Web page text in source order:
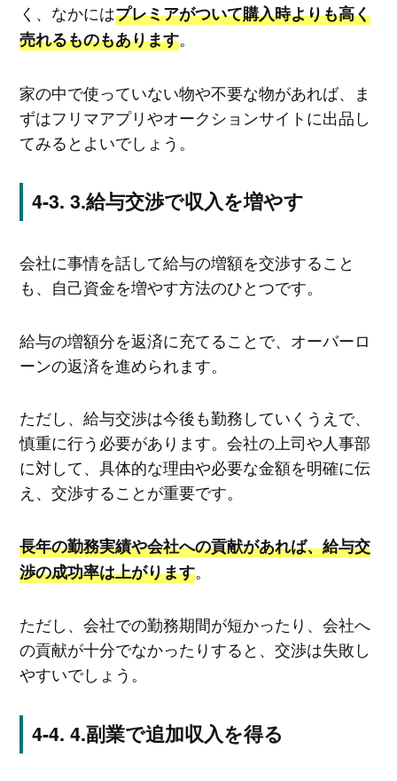
く、なかにはプレミアがついて購入時よりも高く
売れるものもあります。
家の中で使っていない物や不要な物があれば、ま
ずはフリマアプリやオークションサイトに出品し
てみるとよいでしょう。
3.給与交渉で収入を増やす
会社に事情を話して給与の増額を交渉すること
も、自己資金を増やす方法のひとつです。
給与の増額分を返済に充てることで、オーバーロ
ーンの返済を進められます。
ただし、給与交渉は今後も勤務していくうえで、
慎重に行う必要があります。会社の上司や人事部
に対して、具体的な理由や必要な金額を明確に伝
え、交渉することが重要です。
長年の勤務実績や会社への貢献があれば、給与交
渉の成功率は上がります。
ただし、会社での勤務期間が短かったり、会社へ
の貢献が十分でなかったりすると、交渉は失敗し
やすいでしょう。
4.副業で追加収入を得る